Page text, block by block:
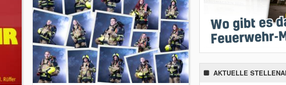
AKTUELLE